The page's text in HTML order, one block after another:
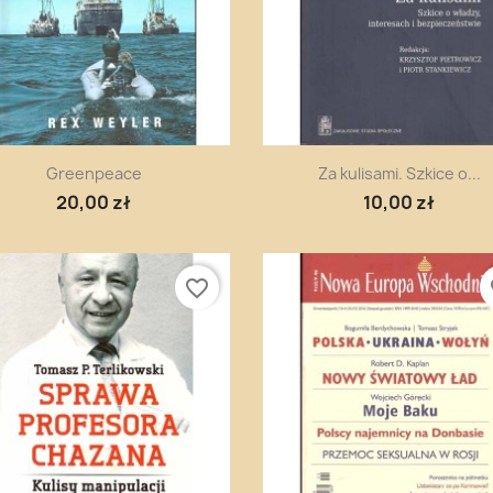
Szybki podgląd
Greenpeace
20,00 zł
Szybki podgląd
Za kulisami. Szkice o...
10,00 zł
favorite_border